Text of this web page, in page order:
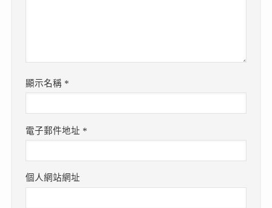
顯示名稱 *
電子郵件地址 *
個人網站網址